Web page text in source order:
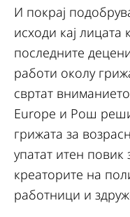
И покрај
исходи кај
последните
работи околу
свртат
Europe и Рош
грижата за
упатат итен повик
креаторите на
работници и